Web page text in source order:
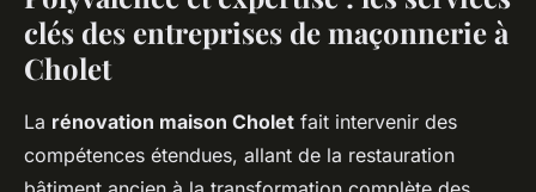
clés des entreprises de maçonnerie à
Cholet
La rénovation maison Cholet fait intervenir des
compétences étendues, allant de la restauration